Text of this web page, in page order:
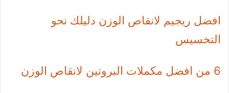
افضل ريجيم لانقاص الوزن دليلك نحو
التخسيس
6 من افضل مكملات البروتين لانقاص الوزن